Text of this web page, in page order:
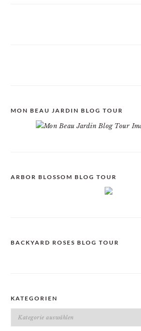
MON BEAU JARDIN BLOG TOUR
ARBOR BLOSSOM BLOG TOUR
BACKYARD ROSES BLOG TOUR
KATEGORIEN
Kategorien